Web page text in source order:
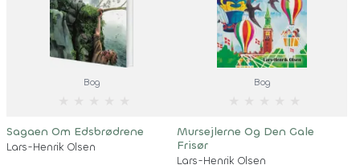
Bog
Sagaen Om Edsbrødrene
Lars-Henrik Olsen
Bog
Mursejlerne Og Den Gale
Frisør
Lars-Henrik Olsen